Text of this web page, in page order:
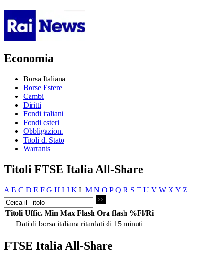
Economia
Borsa Italiana
Borse Estere
Cambi
Diritti
Fondi italiani
Fondi esteri
Obbligazioni
Titoli di Stato
Warrants
Titoli FTSE Italia All-Share
A B C D E F G H I J K L M N O P Q R S T U V W X Y Z
Titoli Uffic. Min Max Flash Ora flash %Fl/Ri
Dati di borsa italiana ritardati di 15 minuti
FTSE Italia All-Share